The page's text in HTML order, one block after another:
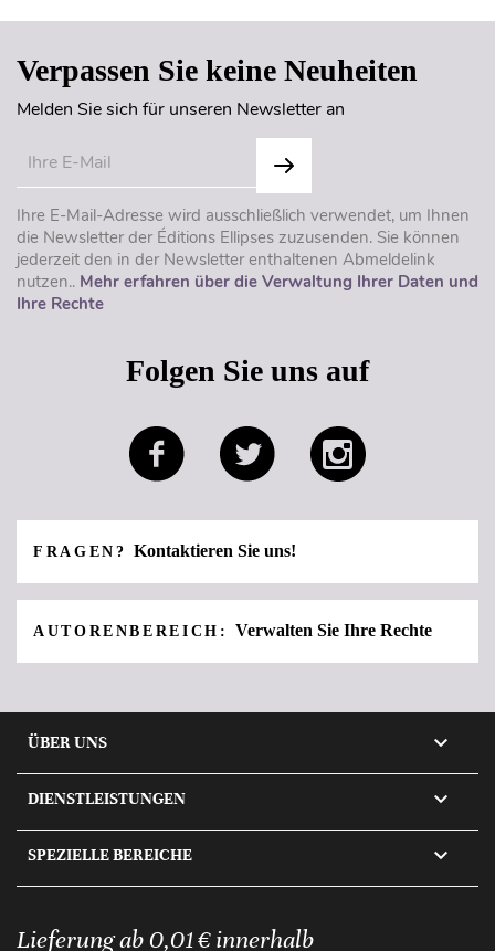
Verpassen Sie keine Neuheiten
Melden Sie sich für unseren Newsletter an
Ihre E-Mail-Adresse wird ausschließlich verwendet, um Ihnen
die Newsletter der Éditions Ellipses zuzusenden. Sie können
jederzeit den in der Newsletter enthaltenen Abmeldelink
nutzen.. Mehr erfahren über die Verwaltung Ihrer Daten und
Ihre Rechte
Folgen Sie uns auf
FRAGEN? Kontaktieren Sie uns!
AUTORENBEREICH: Verwalten Sie Ihre Rechte
ÜBER UNS 
DIENSTLEISTUNGEN 
SPEZIELLE BEREICHE 
Lieferung ab 0,01 € innerhalb